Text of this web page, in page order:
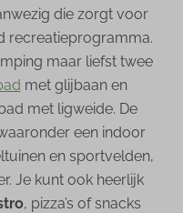
die zorgt voor
recreatieprogramma.
maar liefst twee
met glijbaan en
met ligweide. De
een indoor
en sportvelden,
Je kunt ook heerlijk
, pizza’s of snacks